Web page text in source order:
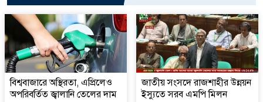
বিশ্ববাজারে অস্থিরতা, এপ্রিলেও
অপরিবর্তিত জ্বালানি তেলের দাম
জাতীয় সংসদে রাজশাহীর উন্নয়ন
ইস্যুতে সরব এমপি মিলন